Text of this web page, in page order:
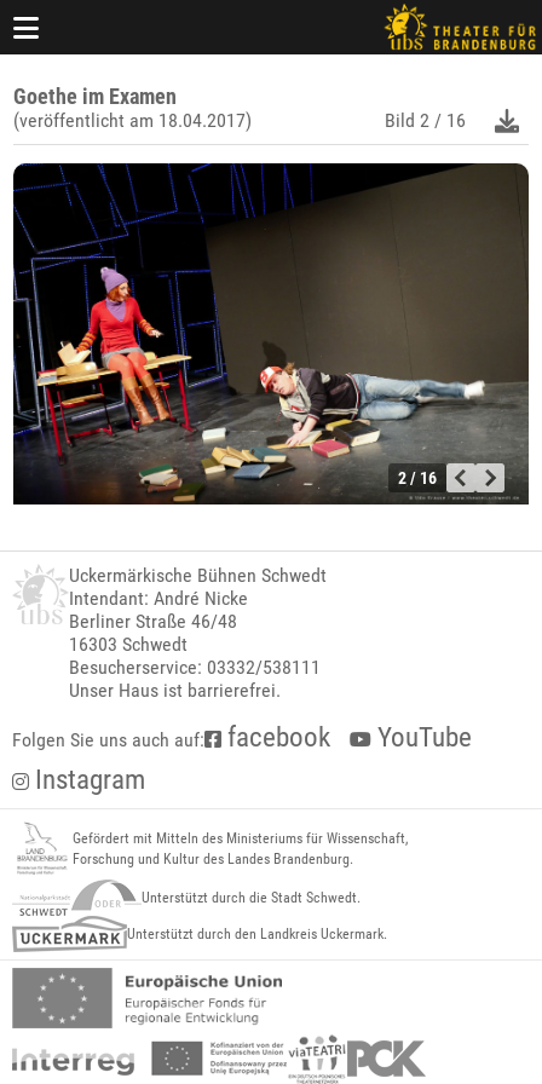
Goethe im Examen
(veröffentlicht am 18.04.2017) Bild 2 / 16
2 / 16
Uckermärkische Bühnen Schwedt
Intendant: André Nicke
Berliner Straße 46/48
16303 Schwedt
Besucherservice: 03332/538111
Unser Haus ist barrierefrei.
Folgen Sie uns auch auf: facebook
YouTube
Instagram
Gefördert mit Mitteln des Ministeriums für Wissenschaft,
Forschung und Kultur des Landes Brandenburg.
Unterstützt durch die Stadt Schwedt.
Unterstützt durch den Landkreis Uckermark.